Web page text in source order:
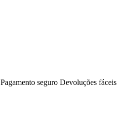
Pagamento seguro Devoluções fáceis